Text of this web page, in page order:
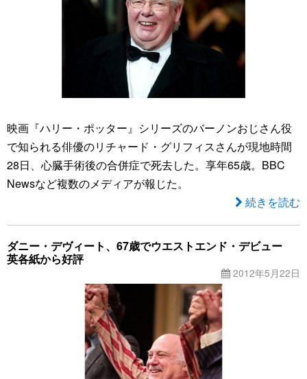
映画『ハリー・ポッター』シリーズのバーノンおじさん役
で知られる俳優のリチャード・グリフィスさんが現地時間
28日、心臓手術後の合併症で死去した。享年65歳。BBC
Newsなど複数のメディアが報じた。
続きを読む
ダニー・デヴィート、67歳でウエストエンド・デビュー
英各紙から好評
2012年5月22日